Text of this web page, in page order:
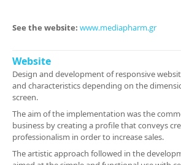
See the website: www.mediapharm.gr
Website
Design and development of responsive
and characteristics depending on the
screen.
The aim of the implementation was the
business by creating a profile that conveys
professionalism in order to increase sales.
The artistic approach followed in the